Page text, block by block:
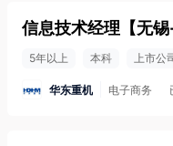
信息技术经理 【无
5年以上 本科 上市公
华东重机 电子商务